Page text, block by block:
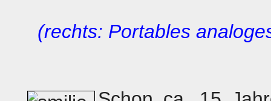
(rechts: Portables